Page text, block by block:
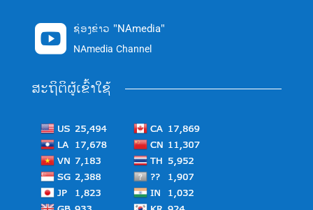
 ຊ່ອງຂ່າວ "NAmedia"
NAmedia Channel
ສະຖິຕິຜູ້ເຂົ້າໃຊ້